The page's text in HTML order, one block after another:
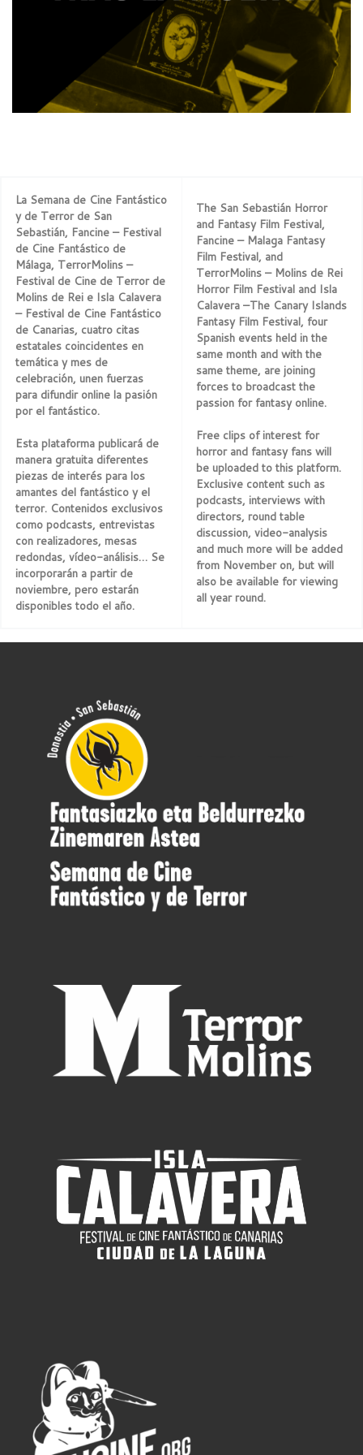
La Semana de Cine Fantástico
y de Terror de San
Sebastián, Fancine – Festival
de Cine Fantástico de
Málaga, TerrorMolins –
Festival de Cine de Terror de
Molins de Rei e Isla Calavera
– Festival de Cine Fantástico
de Canarias, cuatro citas
estatales coincidentes en
temática y mes de
celebración, unen fuerzas
para difundir online la pasión
por el fantástico.
Esta plataforma publicará de
manera gratuita diferentes
piezas de interés para los
amantes del fantástico y el
terror. Contenidos exclusivos
como podcasts, entrevistas
con realizadores, mesas
redondas, vídeo-análisis… Se
incorporarán a partir de
noviembre, pero estarán
disponibles todo el año.
The San Sebastián Horror
and Fantasy Film Festival,
Fancine – Malaga Fantasy
Film Festival, and
TerrorMolins – Molins de Rei
Horror Film Festival and Isla
Calavera –The Canary Islands
Fantasy Film Festival, four
Spanish events held in the
same month and with the
same theme, are joining
forces to broadcast the
passion for fantasy online.
Free clips of interest for
horror and fantasy fans will
be uploaded to this platform.
Exclusive content such as
podcasts, interviews with
directors, round table
discussion, video-analysis
and much more will be added
from November on, but will
also be available for viewing
all year round.